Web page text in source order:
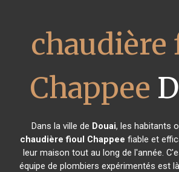
Chappee
Dans la ville de Douai, les habitants
chaudière fioul Chappee fiable et
leur maison tout au long de l'année.
équipe de plombiers expérimentés est